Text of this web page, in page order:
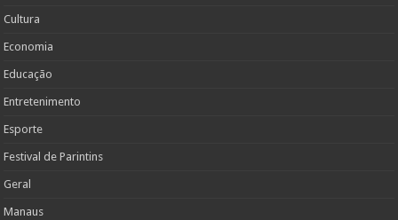
Cultura
Economia
Educação
Entretenimento
Esporte
Festival de Parintins
Geral
Manaus